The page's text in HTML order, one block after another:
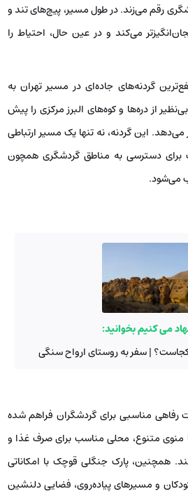
رقم می‌زند. در طول مسیر، پیچ‌های تند و
می‌کند و در عین حال، احتیاط را
گردنه‌های جاده‌ای در مسیر تهران به
از دره‌ها و کوه‌های البرز مرکزی را پیش
می‌دهد. این گردنه، نه تنها یک مسیر ارتباطی
برای دسترسی به مناطق گردشگری همچون
می‌شود.
می کنیم بخوانید:
| سفر به روستای ارواح سنگی
رفاهی مناسبی برای گردشگران فراهم شده
منوی متنوع، محلی مناسب برای صرف غذا و
همچنین، پارک جنگلی قوچک با امکاناتی
و مسیرهای پیاده‌روی، فضایی دلنشین